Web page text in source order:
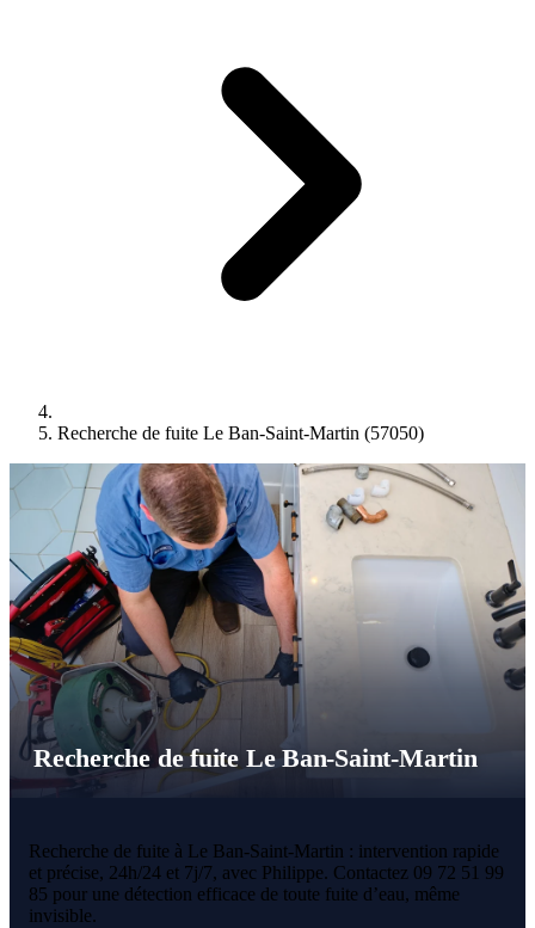
Recherche de fuite Le Ban-Saint-Martin (57050)
Recherche de fuite Le Ban-Saint-Martin
Recherche de fuite à Le Ban-Saint-Martin : intervention rapide
et précise, 24h/24 et 7j/7, avec Philippe. Contactez 09 72 51 99
85 pour une détection efficace de toute fuite d’eau, même
invisible.